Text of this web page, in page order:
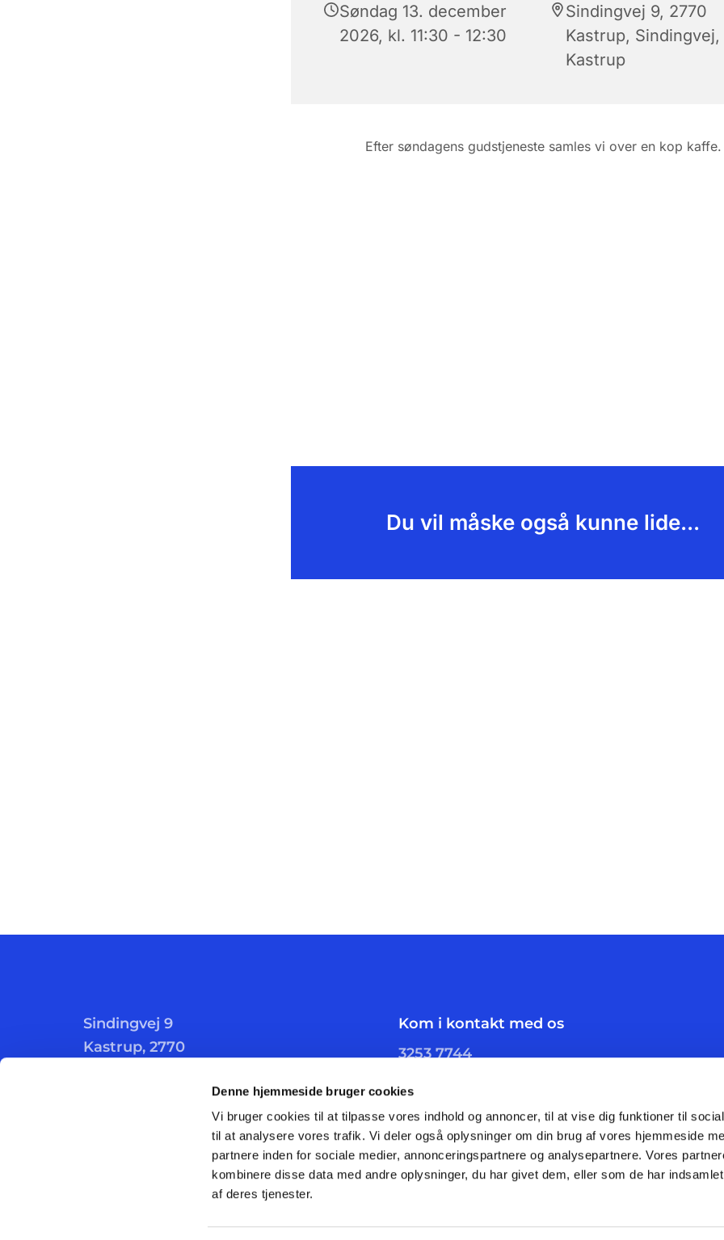
Denne hjemmeside bruger cookies
Vi bruger cookies til at tilpasse vores indhold og annoncer, til at vise dig funktioner til
til at analysere vores trafik. Vi deler også oplysninger om din brug af vores hjemmeside
partnere inden for sociale medier, annonceringspartnere og analysepartnere. Vores
kombinere disse data med andre oplysninger, du har givet dem, eller som de har
af deres tjenester.
Søndag 13. december
2026, kl. 11:30 - 12:30
Sindingvej 9, 2770
Kastrup, Sindingvej,
Kastrup
Efter søndagens gudstjeneste samles vi over en kop kaffe.
Du vil måske også kunne lide...
Sindingvej 9
Kastrup, 2770
Kom i kontakt med os
3253 7744
skelgaards.sogn@km.dk